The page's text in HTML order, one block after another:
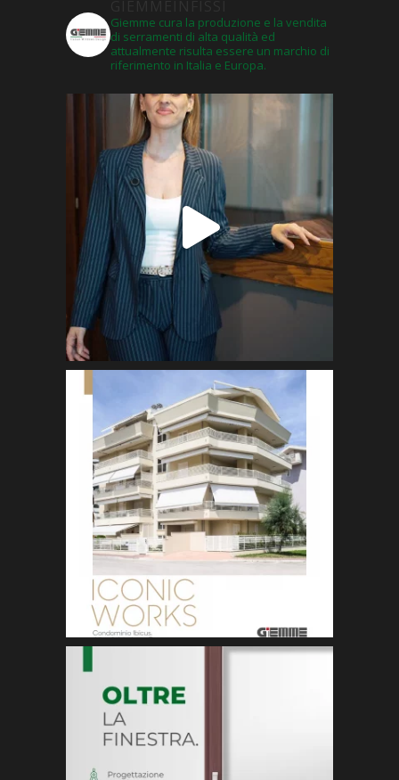
Giemme cura la produzione e la vendita
di serramenti di alta qualità ed
attualmente risulta essere un marchio di
riferimento in Italia e Europa.